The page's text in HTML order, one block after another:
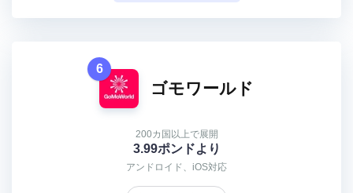
6
ゴモワールド
200カ国以上で展開
3.99ポンドより
アンドロイド、iOS対応